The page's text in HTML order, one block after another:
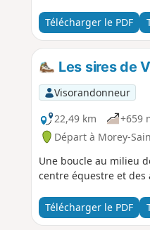
Télécharger le PDF
Les sires de
Visorandonneur
22,49 km
+659
Départ à Morey-
Une boucle au milieu
centre équestre et
Télécharger le PDF